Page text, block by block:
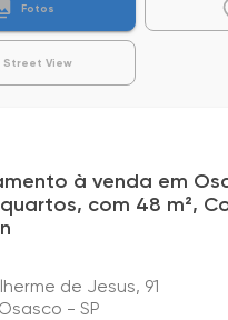
Fotos
Street View
à venda em
com 48 m²,
de Jesus, 91
- SP